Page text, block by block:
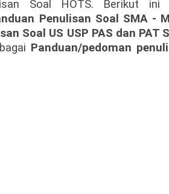
Soal HOTS. Berikut ini
Penulisan Soal SMA -
Soal US USP PAS dan PAT
Panduan/pedoman